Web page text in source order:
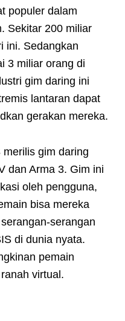
populer dalam
Sekitar 200 miliar
ini. Sedangkan
3 miliar orang di
gim daring ini
lantaran dapat
gerakan mereka.
gim daring
dan Arma 3. Gim ini
oleh pengguna,
bisa mereka
serangan
di dunia nyata.
pemain
virtual.